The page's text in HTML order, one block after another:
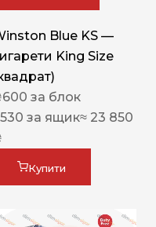
Blue KS —
King Size
600 за блок
530 за ящик≈ 23 850
Купити